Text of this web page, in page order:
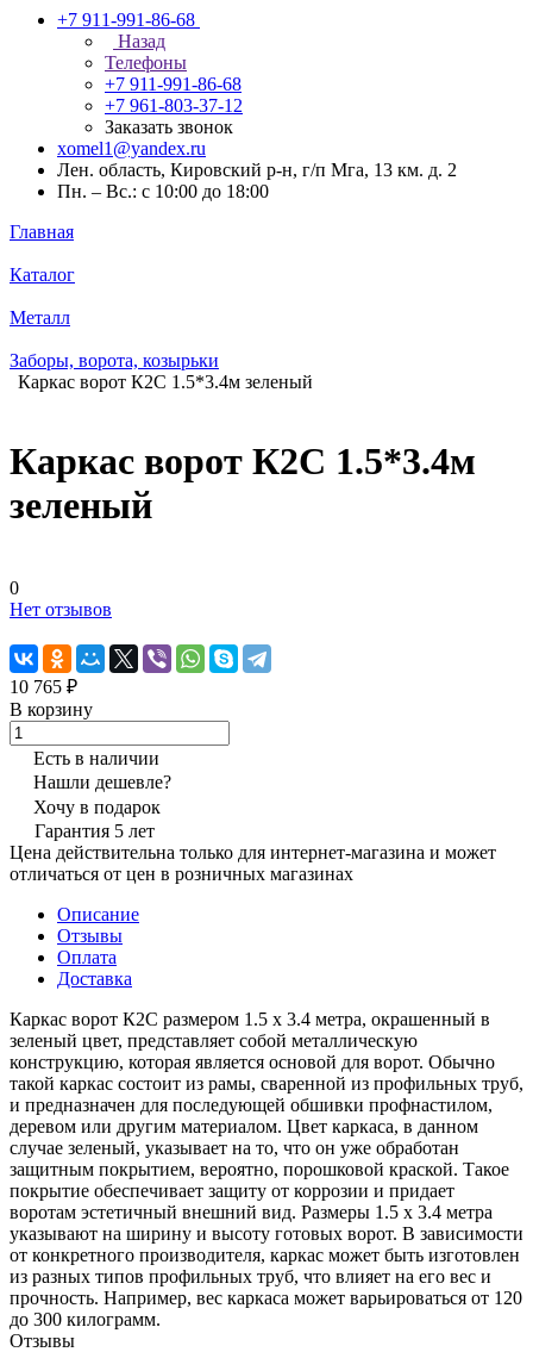
+7 911-991-86-68
Назад
Телефоны
+7 911-991-86-68
+7 961-803-37-12
Заказать звонок
xomel1@yandex.ru
Лен. область, Кировский р-н, г/п Мга, 13 км. д. 2
Пн. – Вс.: с 10:00 до 18:00
Главная
Каталог
Металл
Заборы, ворота, козырьки
Каркас ворот К2С 1.5*3.4м зеленый
Каркас ворот К2С 1.5*3.4м
зеленый
0
Нет отзывов
10 765 ₽
В корзину
Есть в наличии
Нашли дешевле?
Хочу в подарок
Гарантия 5 лет
Цена действительна только для интернет-магазина и может
отличаться от цен в розничных магазинах
Описание
Отзывы
Оплата
Доставка
Каркас ворот К2С размером 1.5 х 3.4 метра, окрашенный в
зеленый цвет, представляет собой металлическую
конструкцию, которая является основой для ворот. Обычно
такой каркас состоит из рамы, сваренной из профильных труб,
и предназначен для последующей обшивки профнастилом,
деревом или другим материалом. Цвет каркаса, в данном
случае зеленый, указывает на то, что он уже обработан
защитным покрытием, вероятно, порошковой краской. Такое
покрытие обеспечивает защиту от коррозии и придает
воротам эстетичный внешний вид. Размеры 1.5 х 3.4 метра
указывают на ширину и высоту готовых ворот. В зависимости
от конкретного производителя, каркас может быть изготовлен
из разных типов профильных труб, что влияет на его вес и
прочность. Например, вес каркаса может варьироваться от 120
до 300 килограмм.
Отзывы